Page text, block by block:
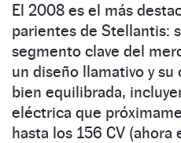
El 2008 es el más
parientes de Stellantis:
segmento clave del
un diseño llamativo y
bien equilibrada,
eléctrica que
hasta los 156 CV (ahora